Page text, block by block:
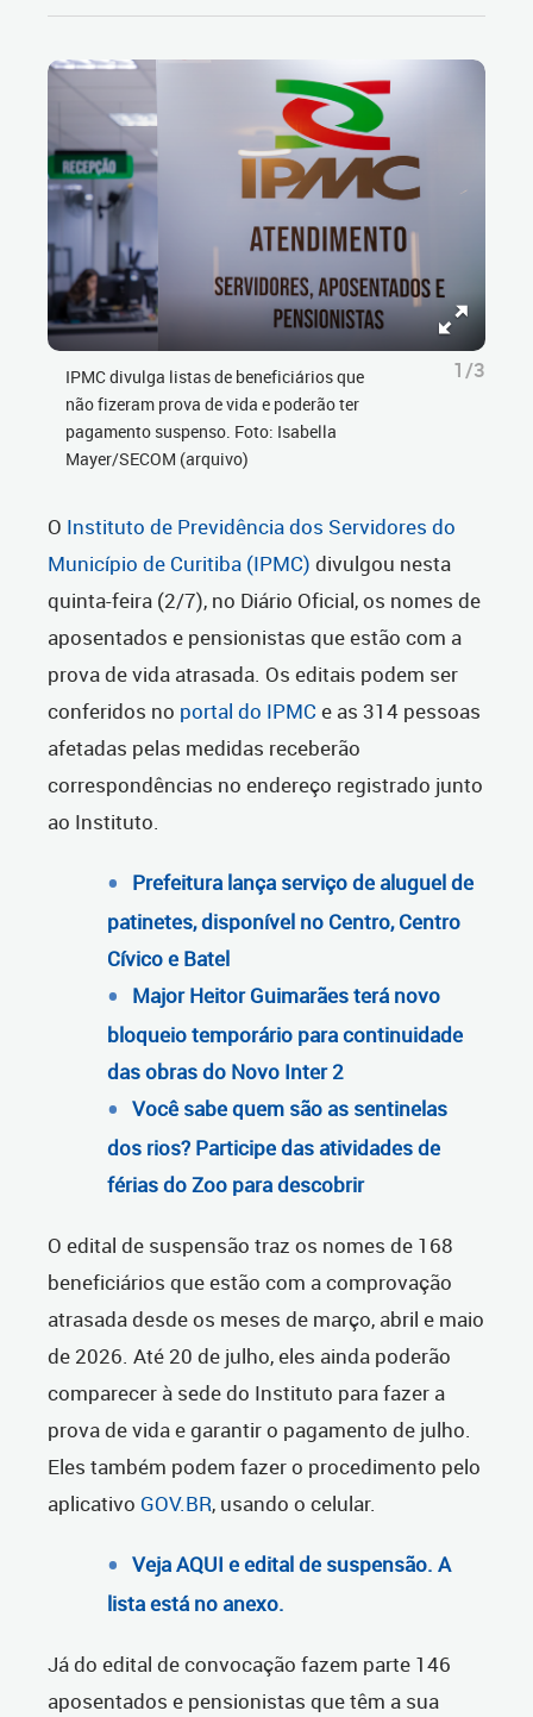
IPMC divulga listas de beneficiários que
não fizeram prova de vida e poderão ter
pagamento suspenso. Foto: Isabella
Mayer/SECOM (arquivo)
1/3
O Instituto de Previdência dos Servidores do
Município de Curitiba (IPMC) divulgou nesta
quinta-feira (2/7), no Diário Oficial, os nomes de
aposentados e pensionistas que estão com a
prova de vida atrasada. Os editais podem ser
conferidos no portal do IPMC e as 314 pessoas
afetadas pelas medidas receberão
correspondências no endereço registrado junto
ao Instituto.
Prefeitura lança serviço de aluguel de
patinetes, disponível no Centro, Centro
Cívico e Batel
Major Heitor Guimarães terá novo
bloqueio temporário para continuidade
das obras do Novo Inter 2
Você sabe quem são as sentinelas
dos rios? Participe das atividades de
férias do Zoo para descobrir
O edital de suspensão traz os nomes de 168
beneficiários que estão com a comprovação
atrasada desde os meses de março, abril e maio
de 2026. Até 20 de julho, eles ainda poderão
comparecer à sede do Instituto para fazer a
prova de vida e garantir o pagamento de julho.
Eles também podem fazer o procedimento pelo
aplicativo GOV.BR, usando o celular.
Veja AQUI e edital de suspensão. A
lista está no anexo.
Já do edital de convocação fazem parte 146
aposentados e pensionistas que têm a sua